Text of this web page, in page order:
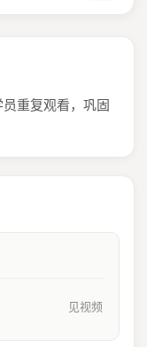
重复观看，巩固
见视频